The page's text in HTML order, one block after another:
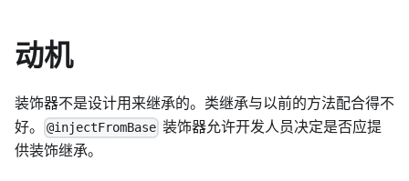
动机
装饰器不是设计用来继承的。类继承与以前的方法配合得不
好。
@injectFromBase 装饰器允许开发人员决定是否应提
供装饰继承。